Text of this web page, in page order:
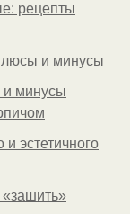
рецепты
и минусы
и минусы
эстетичного
«зашить»